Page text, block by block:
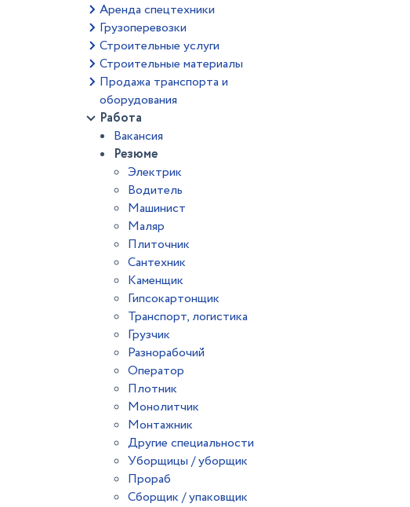
Аренда спецтехники
Грузоперевозки
Строительные услуги
Строительные материалы
Продажа транспорта и
оборудования
Работа
Вакансия
Резюме
Электрик
Водитель
Машинист
Маляр
Плиточник
Сантехник
Каменщик
Гипсокартонщик
Транспорт, логистика
Грузчик
Разнорабочий
Оператор
Плотник
Монолитчик
Монтажник
Другие специальности
Уборщицы / уборщик
Прораб
Сборщик / упаковщик